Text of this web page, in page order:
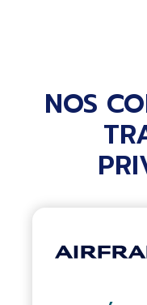
NOS